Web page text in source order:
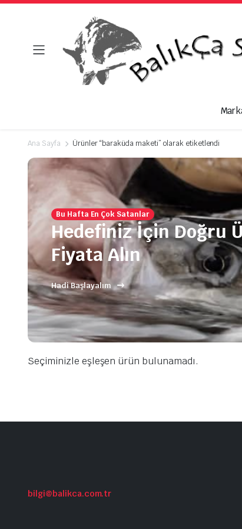
Ana Sayfa Ürünler “baraküda maketi” olarak etiketlendi
Bu Hafta En Çok Satanlar
Hedefiniz İçin Doğru
Fiyata Alın
Hadi Başlayalım
Seçiminizle eşleşen ürün bulunamadı.
bilgi@balikca.com.tr